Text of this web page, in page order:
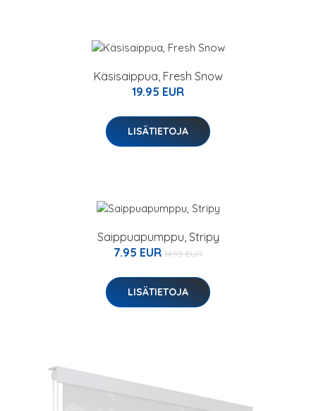
Käsisaippua, Fresh Snow
19.95 EUR
LISÄTIETOJA
Saippuapumppu, Stripy
7.95 EUR 14.95 EUR
LISÄTIETOJA